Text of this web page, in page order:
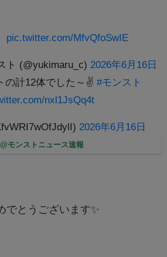
pic.twitter.com/MfvQfoSwIE
(@yukimaru_c) 2026年6月16日
の計12体でした～✌ #モンスト
nxl1JsQq4t
2026年6月16日
モンストニュース速報
でとうございます✨